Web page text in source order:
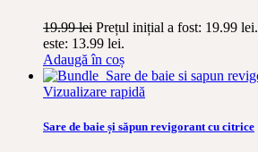
19.99lei Prețul inițial a fost: 19.99 lei.
este: 13.99 lei.
Adaugă în coș
Vizualizare rapidă
Sare de baie și săpun revigorant cu citrice